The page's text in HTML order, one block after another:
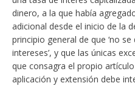
dinero, a la que había
adicional desde el inicio de la
principio general de que ‘no
intereses’, y que las únicas
que consagra el propio artículo
aplicación y extensión debe